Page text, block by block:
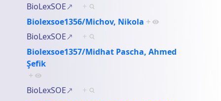
BioLexSOE
+
Biolexsoe1356/Michov, Nikola +
BioLexSOE
+
Biolexsoe1357/Midhat Pascha, Ahmed
Şefik
+
BioLexSOE
+